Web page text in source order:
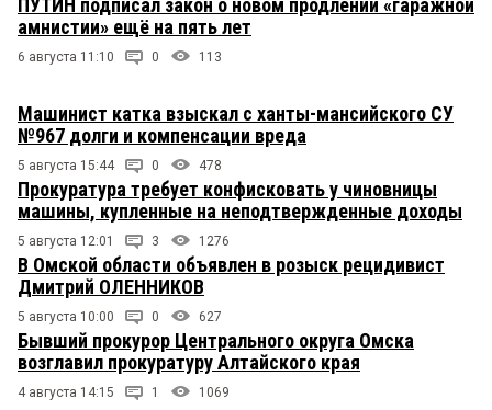
ПУТИН подписал закон о новом продлении «гаражной
амнистии» ещё на пять лет
6 августа 11:10 0 113
Машинист катка взыскал с ханты-мансийского СУ
№967 долги и компенсации вреда
5 августа 15:44 0 478
Прокуратура требует конфисковать у чиновницы
машины, купленные на неподтвержденные доходы
5 августа 12:01 3 1276
В Омской области объявлен в розыск рецидивист
Дмитрий ОЛЕННИКОВ
5 августа 10:00 0 627
Бывший прокурор Центрального округа Омска
возглавил прокуратуру Алтайского края
4 августа 14:15 1 1069